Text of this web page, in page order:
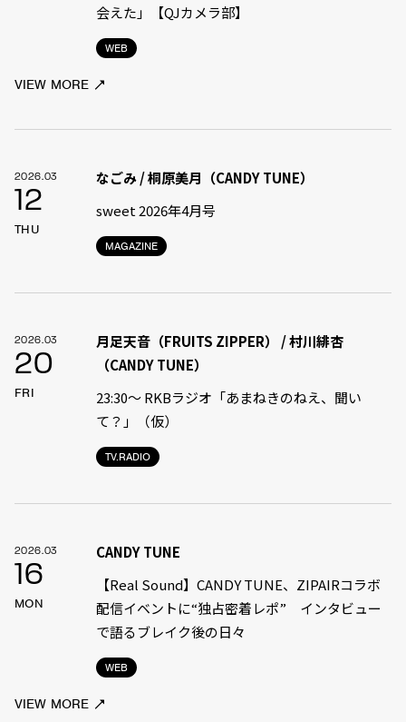
WEB
会えた」【QJカメラ部】
VIEW MORE
2026.03
12
THU
MAGAZINE
なごみ / 桐原美月（CANDY TUNE）
sweet 2026年4月号
2026.03
20
FRI
TV.RADIO
月足天音（FRUITS ZIPPER） / 村川緋杏
（CANDY TUNE）
23:30〜 RKBラジオ「あまねきのねえ、聞い
て？」（仮）
2026.03
16
MON
WEB
CANDY TUNE
【Real Sound】CANDY TUNE、ZIPAIRコラボ
配信イベントに“独占密着レポ” インタビュー
で語るブレイク後の日々
VIEW MORE